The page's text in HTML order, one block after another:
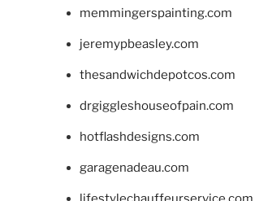
memmingerspainting.com
jeremypbeasley.com
thesandwichdepotcos.com
drgiggleshouseofpain.com
hotflashdesigns.com
garagenadeau.com